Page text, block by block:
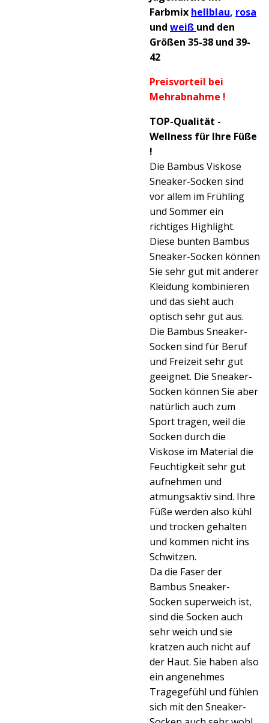
Farbmix hellblau, rosa
und weiß und den
Größen 35-38 und 39-
42
Preisvorteil bei
Mehrabnahme !
TOP-Qualität -
Wellness für Ihre Füße
!
Die Bambus Viskose
Sneaker-Socken sind
vor allem im Frühling
und Sommer ein
richtiges Highlight.
Diese bunten Bambus
Sneaker-Socken können
Sie sehr gut mit anderer
Kleidung kombinieren
und das sieht auch
optisch sehr gut aus.
Die Bambus Sneaker-
Socken sind für Beruf
und Freizeit sehr gut
geeignet. Die Sneaker-
Socken können Sie aber
natürlich auch zum
Sport tragen, weil die
Socken durch die
Viskose im Material die
Feuchtigkeit sehr gut
aufnehmen und
atmungsaktiv sind. Ihre
Füße werden also kühl
und trocken gehalten
und kommen nicht ins
Schwitzen.
Da die Faser der
Bambus Sneaker-
Socken superweich ist,
sind die Socken auch
sehr weich und sie
kratzen auch nicht auf
der Haut. Sie haben also
ein angenehmes
Tragegefühl und fühlen
sich mit den Sneaker-